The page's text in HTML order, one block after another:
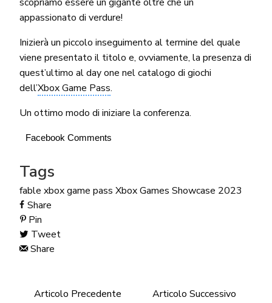
appassionato di verdure!
Inizierà un piccolo inseguimento al termine del quale
viene presentato il titolo e, ovviamente, la presenza di
quest’ultimo al day one nel catalogo di giochi
dell’Xbox Game Pass.
Un ottimo modo di iniziare la conferenza.
Facebook Comments
Tags
fable xbox game pass Xbox Games Showcase 2023
Share
Pin
Tweet
Share
Articolo Precedente
Articolo Successivo